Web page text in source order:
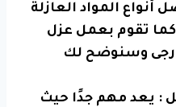
أنواع المواد العازلة
كما تقوم بعمل عزل
وسنوضح لك
: يعد مهم جدًا حيث